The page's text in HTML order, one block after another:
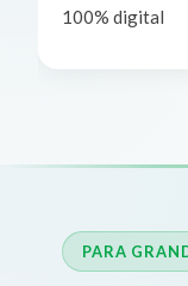
100% digital
PARA